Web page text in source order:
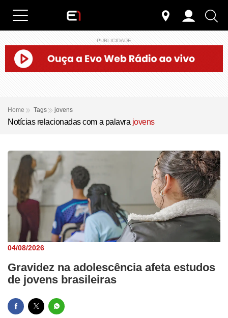
PUBLICIDADE
Home Tags jovens
Notícias relacionadas com a palavra jovens
04/08/2026
Gravidez na adolescência afeta estudos
de jovens brasileiras